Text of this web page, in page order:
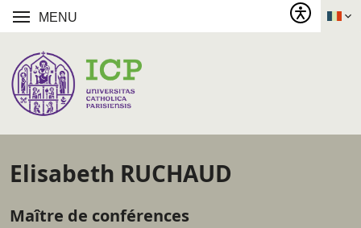
MENU
Elisabeth RUCHAUD
Maître de conférences